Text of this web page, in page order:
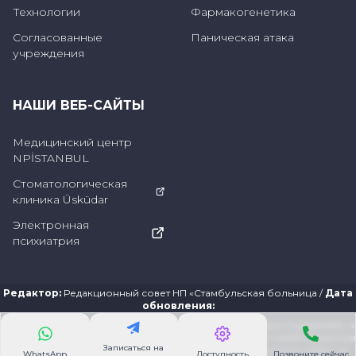
(максимум 5 дней)".
Технологии
Согласованные
учреждения
Фармакогенетика
Паническая атака
НАШИ ВЕБ-САЙТЫ
Медицинский центр
NPİSTANBUL
Стоматологическая
клиника Üsküdar
Электронная
психиатрия
Редактор: Редакционный совет НП «Стамбульская больница / Дата
обновления:
Информация, представленная на этом сайте, призвана поддержать, а
не заменить существующие отношения посетителей сайта/пациентов
со своими врачами. Информация, содержащаяся на этом сайте, не
WhatsApp
Записаться на
Доступность Позвоните сейчас